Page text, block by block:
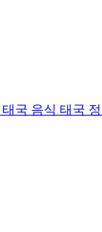
태국 음식 태국 정